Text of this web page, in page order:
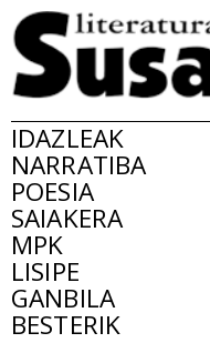
IDAZLEAK
NARRATIBA
POESIA
SAIAKERA
MPK
LISIPE
GANBILA
BESTERIK